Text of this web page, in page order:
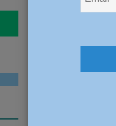
Seconda Guerra Mondiale